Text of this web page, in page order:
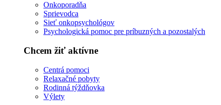
Onkoporadňa
Sprievodca
Sieť onkopsychológov
Psychologická pomoc pre príbuzných a pozostalých
Chcem žiť aktívne
Centrá pomoci
Relaxačné pobyty
Rodinná týždňovka
Výlety